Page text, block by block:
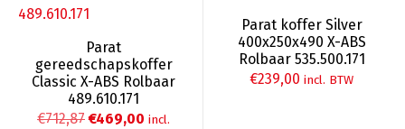
Parat
gereedschapskoffer
Classic X-ABS Rolbaar
489.610.171
€712,87Oorspronkelijke
€469,00 Huidige
incl.
Parat koffer Silver
400x250x490 X-ABS
Rolbaar 535.500.171
€239,00 incl. BTW